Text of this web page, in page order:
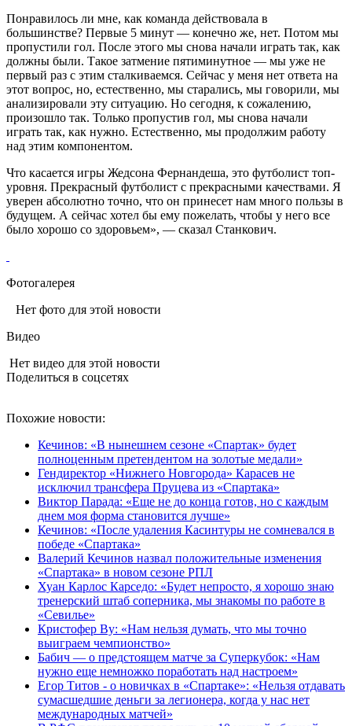
Понравилось ли мне, как команда действовала в
большинстве? Первые 5 минут — конечно же, нет. Потом мы
пропустили гол. После этого мы снова начали играть так, как
должны были. Такое затмение пятиминутное — мы уже не
первый раз с этим сталкиваемся. Сейчас у меня нет ответа на
этот вопрос, но, естественно, мы старались, мы говорили, мы
анализировали эту ситуацию. Но сегодня, к сожалению,
произошло так. Только пропустив гол, мы снова начали
играть так, как нужно. Естественно, мы продолжим работу
над этим компонентом.
Что касается игры Жедсона Фернандеша, это футболист топ-
уровня. Прекрасный футболист с прекрасными качествами. Я
уверен абсолютно точно, что он принесет нам много пользы в
будущем. А сейчас хотел бы ему пожелать, чтобы у него все
было хорошо со здоровьем», — сказал Станкович.
Фотогалерея
Нет фото для этой новости
Видео
Нет видео для этой новости
Поделиться в соцсетях
Похожие новости:
Кечинов: «В нынешнем сезоне «Спартак» будет
полноценным претендентом на золотые медали»
Гендиректор «Нижнего Новгорода» Карасев не
исключил трансфера Пруцева из «Спартака»
Виктор Парада: «Еще не до конца готов, но с каждым
днем моя форма становится лучше»
Кечинов: «После удаления Касинтуры не сомневался в
победе «Спартака»
Валерий Кечинов назвал положительные изменения
«Спартака» в новом сезоне РПЛ
Хуан Карлос Карседо: «Будет непросто, я хорошо знаю
тренерский штаб соперника, мы знакомы по работе в
«Севилье»
Кристофер Ву: «Нам нельзя думать, что мы точно
выиграем чемпионство»
Бабич — о предстоящем матче за Суперкубок: «Нам
нужно еще немножко поработать над настроем»
Егор Титов - о новичках в «Спартаке»: «Нельзя отдавать
сумасшедшие деньги за легионера, когда у нас нет
международных матчей»